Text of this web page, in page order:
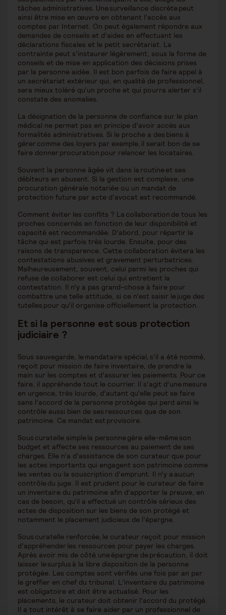
tâches administratives. Une surveillance discrète peut
ainsi être mise en œuvre en obtenant l’accès aux
comptes par Internet. On peut également répondre aux
demandes de conseils et d’aides en effectuant les
déclarations fiscales et le petit secrétariat. La
contrainte peut s’instaurer légèrement, sous la forme de
conseils et de mise en application des décisions prises
par la personne aidée. Il est bon parfois de faire appel à
un secrétariat extérieur qui, en qualité de professionnel,
sera mieux toléré qu’un proche et qui pourra alerter s’il
constate des anomalies.
La désignation de la personne de confiance sur le plan
médical ne permet pas en principe d’avoir accès aux
formalités administratives. Si le proche a des biens à
gérer comme des loyers par exemple, il serait bon de se
faire donner procuration pour relancer les locataires.
Souvent la personne âgée vit dans la routine et ses
débiteurs en abusent. Si la gestion est complexe, une
procuration générale notariée ou un mandat de
protection future par acte d’avocat est recommandé.
Comment éviter les conflits ? La collaboration de tous les
proches concernés en fonction de leur disponibilité et
capacité est recommandée. D’abord, pour répartir la
tâche qui est parfois très lourde. Ensuite, pour des
raisons de transparence. Cette collaboration évitera les
contestations abusives et gravement perturbatrices.
Malheureusement, souvent, celui parmi les proches qui
refuse de collaborer est celui qui entretient la
contestation. Il n’y a pas grand-chose à faire pour
combattre une telle attitude, si ce n’est saisir le juge des
tutelles pour qu’il organise officiellement la protection.
Et si la personne est sous protection
judiciaire ?
Sous sauvegarde, le mandataire spécial, s’il a été nommé,
reçoit pour mission de faire inventaire, de prendre la
main sur les comptes et d’assurer les paiements. Pour ce
faire, il appréhende tout le courrier. Il s’agit d’une mesure
en urgence, très lourde, d’autant qu’elle peut se faire
sans l’accord de la personne protégée qui perd ainsi le
contrôle aussi bien de ses ressources que de son
patrimoine. Ce mandat est provisoire.
Sous curatelle simple la personne gère elle-même son
budget et affecte ses ressources au paiement de ses
charges. Elle n’a d’assistance de son curateur que pour
les actes importants qui engagent son patrimoine comme
les ventes ou la souscription d’emprunt. Il n’y a aucun
contrôle du juge. Il est prudent pour le curateur de faire
un inventaire du patrimoine afin d’apporter la preuve, en
cas de besoin, qu’il a effectué un contrôle sérieux des
actes de disposition sur les biens de son protégé et
notamment le placement judicieux de l’épargne.
Sous curatelle renforcée, le curateur reçoit pour mission
d’appréhender les ressources pour payer les charges.
Après avoir mis de côté une épargne de précaution, il doit
laisser le surplus à la libre disposition de la personne
protégée. Les comptes sont vérifiés une fois par an par
le greffier en chef du tribunal. L’inventaire du patrimoine
est obligatoire et doit être actualisé. Pour les
placements, le curateur doit obtenir l’accord du protégé.
Il a tout intérêt à se faire aider par un professionnel de